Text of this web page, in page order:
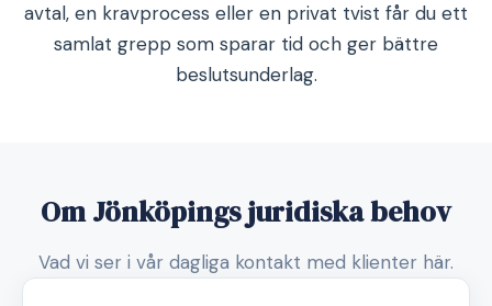
avtal, en kravprocess eller en privat tvist får du ett
samlat grepp som sparar tid och ger bättre
beslutsunderlag.
Om Jönköpings juridiska behov
Vad vi ser i vår dagliga kontakt med klienter här.